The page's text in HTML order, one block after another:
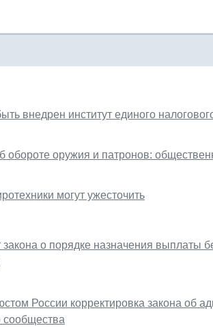
внедрен институт единого
обороте оружия и патронов:
могут ужесточить
закона о порядке назначения выплаты
России корректировка закона об
сообщества